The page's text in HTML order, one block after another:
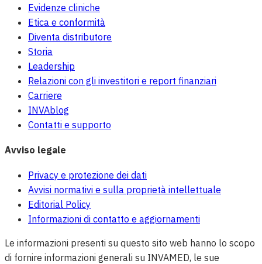
Evidenze cliniche
Etica e conformità
Diventa distributore
Storia
Leadership
Relazioni con gli investitori e report finanziari
Carriere
INVAblog
Contatti e supporto
Avviso legale
Privacy e protezione dei dati
Avvisi normativi e sulla proprietà intellettuale
Editorial Policy
Informazioni di contatto e aggiornamenti
Le informazioni presenti su questo sito web hanno lo scopo
di fornire informazioni generali su INVAMED, le sue